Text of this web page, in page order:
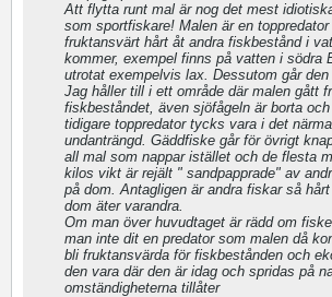
Att flytta runt mal är nog det mest
som sportfiskare! Malen är en
fruktansvärt hårt åt andra fiskbestånd i
kommer, exempel finns på vatten i södra
utrotat exempelvis lax. Dessutom går
Jag håller till i ett område där malen gått
fiskbeståndet, även sjöfågeln är borta
tidigare toppredator tycks vara i det
undanträngd. Gäddfiske går för övrigt
all mal som nappar istället och de flesta
kilos vikt är rejält " sandpapprade" av
på dom. Antagligen är andra fiskar så
dom äter varandra.
Om man över huvudtaget är rädd om
man inte dit en predator som malen då
bli fruktansvärda för fiskbestånden och
den vara där den är idag och spridas på
omständigheterna tillåter